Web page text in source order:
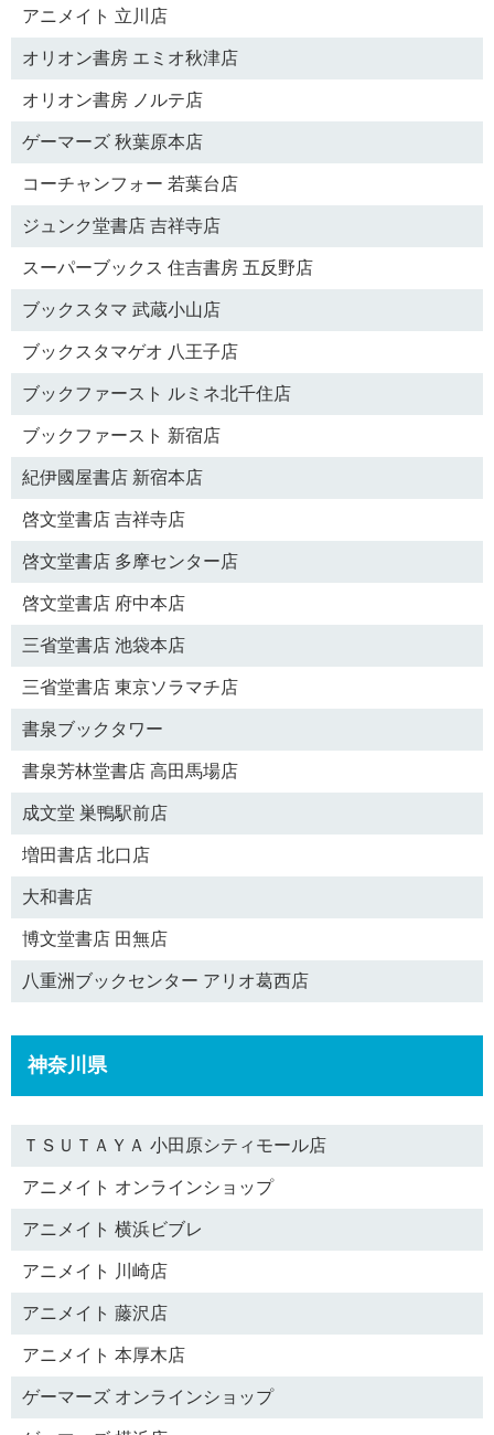
アニメイト 立川店
オリオン書房 エミオ秋津店
オリオン書房 ノルテ店
ゲーマーズ 秋葉原本店
コーチャンフォー 若葉台店
ジュンク堂書店 吉祥寺店
スーパーブックス 住吉書房 五反野店
ブックスタマ 武蔵小山店
ブックスタマゲオ 八王子店
ブックファースト ルミネ北千住店
ブックファースト 新宿店
紀伊國屋書店 新宿本店
啓文堂書店 吉祥寺店
啓文堂書店 多摩センター店
啓文堂書店 府中本店
三省堂書店 池袋本店
三省堂書店 東京ソラマチ店
書泉ブックタワー
書泉芳林堂書店 高田馬場店
成文堂 巣鴨駅前店
増田書店 北口店
大和書店
博文堂書店 田無店
八重洲ブックセンター アリオ葛西店
神奈川県
ＴＳＵＴＡＹＡ 小田原シティモール店
アニメイト オンラインショップ
アニメイト 横浜ビブレ
アニメイト 川崎店
アニメイト 藤沢店
アニメイト 本厚木店
ゲーマーズ オンラインショップ